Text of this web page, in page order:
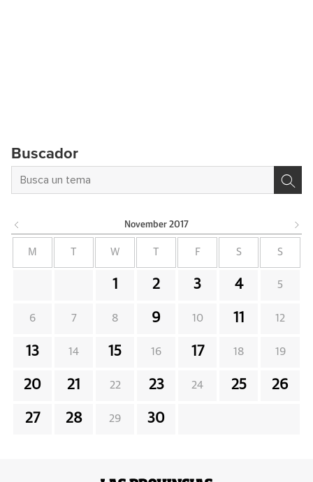
Buscador
November 2017
M W F S S
1 2 3 4 5
6 7 8 9 10 11 12
13 14 15 16 17 18 19
20 21 22 23 24 25 26
27 28 29 30